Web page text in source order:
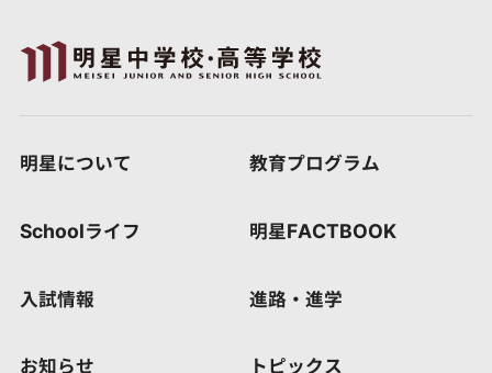
明星について 教育プログラム
Schoolライフ 明星FACTBOOK
入試情報 進路・進学
お知らせ トピックス